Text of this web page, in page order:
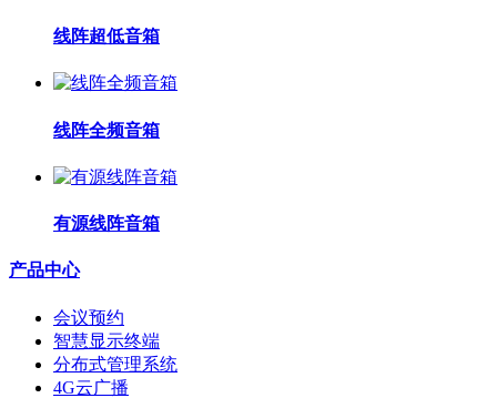
线阵超低音箱
线阵全频音箱
有源线阵音箱
产品中心
会议预约
智慧显示终端
分布式管理系统
4G云广播